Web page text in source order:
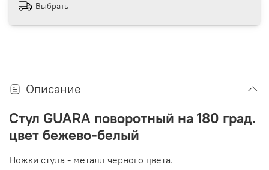
Выбрать
Описание
Стул GUARA поворотный на 180 град.
цвет бежево-белый
Ножки стула - металл черного цвета.